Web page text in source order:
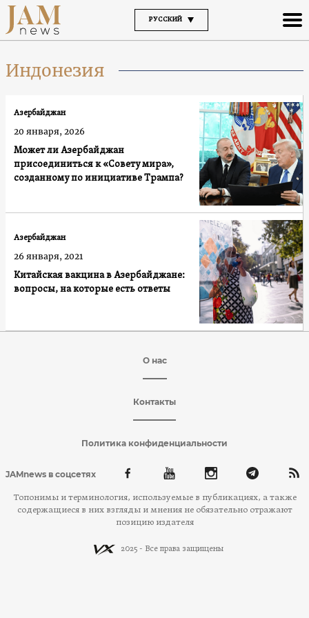
РУССКИЙ
Индонезия
Может ли Азербайджан
присоединиться к «Совету мира»,
созданному по инициативе Трампа?
Азербайджан
20 января, 2026
Китайская вакцина в Азербайджане:
вопросы, на которые есть ответы
Азербайджан
26 января, 2021
О нас
Контакты
Политика конфиденциальности
JAMnews в соцсетях
Топонимы и терминология, используемые в публикациях, а также
содержащиеся в них взгляды и мнения не обязательно отражают
позицию издателя
2025 - Все права защищены